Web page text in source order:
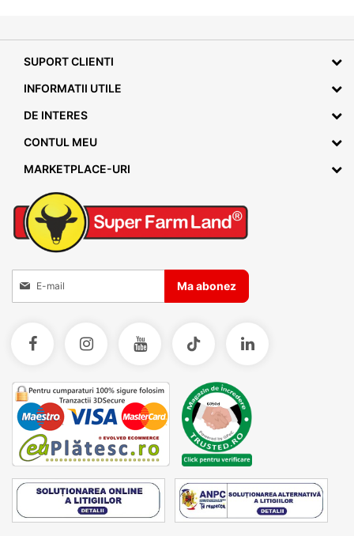
SUPORT CLIENTI
INFORMATII UTILE
DE INTERES
CONTUL MEU
MARKETPLACE-URI
Inscrieti-va la Buletinele noastre informative
Ma abonez